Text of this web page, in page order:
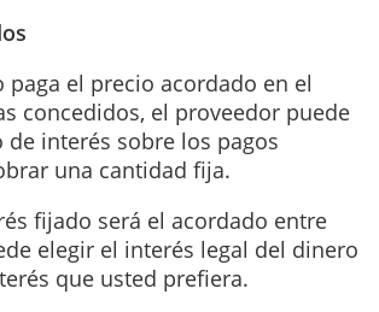
paga el precio acordado en el
concedidos, el proveedor puede
interés sobre los pagos
una cantidad fija.
fijado será el acordado entre
elegir el interés legal del dinero
que usted prefiera.